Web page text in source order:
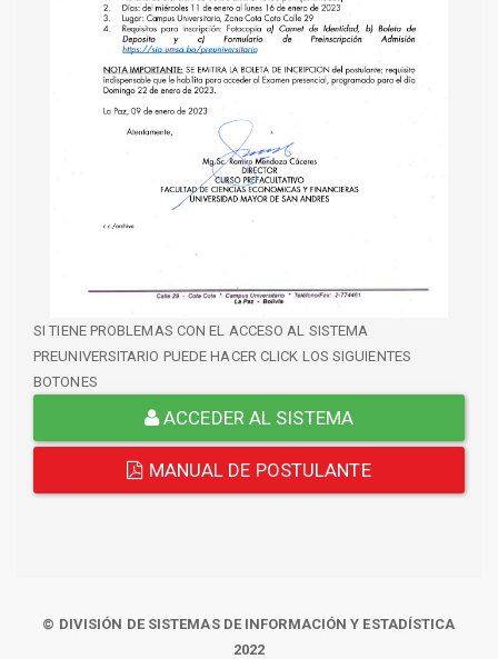
SI TIENE PROBLEMAS CON EL ACCESO AL SISTEMA
PREUNIVERSITARIO PUEDE HACER CLICK LOS SIGUIENTES
BOTONES
ACCEDER AL SISTEMA
MANUAL DE POSTULANTE
© DIVISIÓN DE SISTEMAS DE INFORMACIÓN Y ESTADÍSTICA
2022